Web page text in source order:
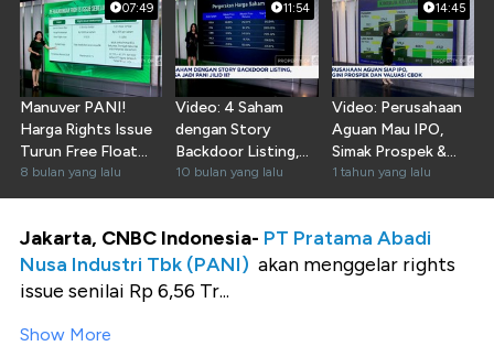
07:49
Manuver PANI!
Harga Rights Issue
Turun Free Float
Berpotensi Meledak
8 bulan yang lalu
11:54
Video: 4 Saham
dengan Story
Backdoor Listing,
Bakal Ikuti Jejak
PANI?
10 bulan yang lalu
14:45
Video: Perusahaan
Aguan Mau IPO,
Simak Prospek &
Valuasi CBDK!
1 tahun yang lalu
Jakarta, CNBC Indonesia- PT Pratama Abadi
Nusa Industri Tbk (PANI) akan menggelar rights
issue senilai Rp 6,56 Tr...
Show More